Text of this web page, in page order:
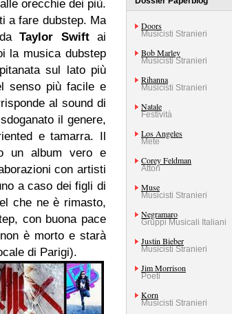
orecchie dei più.
a fare dubstep. Ma
Taylor Swiftai
la musica dubstep
sul lato più
senso più facile e
al sound di
il genere,
e tamarra. Il
un album vero e
con artisti
a caso dei figli di
che ne è rimasto,
con buona pace
è morto e starà
di Parigi).
Doors
Musicisti Stranieri
Bob Marley
Musicisti Stranieri
Rihanna
Musicisti Stranieri
Natale
Festività
Los Angeles
Mete
Corey Feldman
Attori
Muse
Musicisti Stranieri
Negramaro
Gruppi Musicali Italiani
Justin Bieber
Musicisti Stranieri
Jim Morrison
Poeti
Korn
Musicisti Stranieri